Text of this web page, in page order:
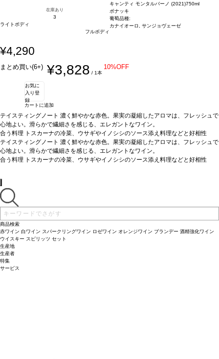
在庫あり
3
ライトボディ
フルボディ
キャンティ モンタルバーノ (2021)750ml
ボナッキ
葡萄品種:
カナイオーロ, サンジョヴェーゼ
¥4,290
まとめ買い(6+) ¥3,828 / 1本
10%OFF
お気に
入り登
録
カートに追加
テイスティングノート 濃く鮮やかな赤色。果実の凝縮したアロマは、フレッシュで
心地よい。滑らかで繊細さを感じる、エレガントなワイン。
合う料理 トスカーナの冷菜、ウサギやイノシシのソース添え料理などと好相性
葡萄品種サンジョヴェーゼ 90%、カナイオーロ 10%
テイスティングノート 濃く鮮やかな赤色。果実の凝縮したアロマは、フレッシュで
心地よい。滑らかで繊細さを感じる、エレガントなワイン。
合う料理 トスカーナの冷菜、ウサギやイノシシのソース添え料理などと好相性
商品検索
赤ワイン 白ワイン スパークリングワイン ロゼワイン オレンジワイン ブランデー 酒精強化ワイン
ウイスキー スピリッツ セット
生産地
生産者
特集
サービス